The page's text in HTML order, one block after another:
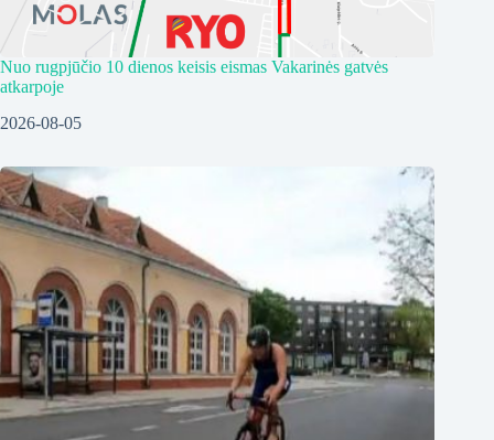
Nuo rugpjūčio 10 dienos keisis eismas Vakarinės gatvės
atkarpoje
2026-08-05